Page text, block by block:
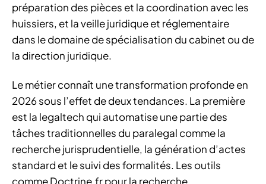
préparation des pièces et la coordination avec les
huissiers, et la veille juridique et réglementaire
dans le domaine de spécialisation du cabinet ou de
la direction juridique.
Le métier connaît une transformation profonde en
2026 sous l’effet de deux tendances. La première
est la legaltech qui automatise une partie des
tâches traditionnelles du paralegal comme la
recherche jurisprudentielle, la génération d’actes
standard et le suivi des formalités. Les outils
comme Doctrine.fr pour la recherche